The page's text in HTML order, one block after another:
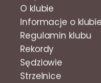
O klubie
Informacje o klubie
Regulamin klubu
Rekordy
Sędziowie
Strzelnice